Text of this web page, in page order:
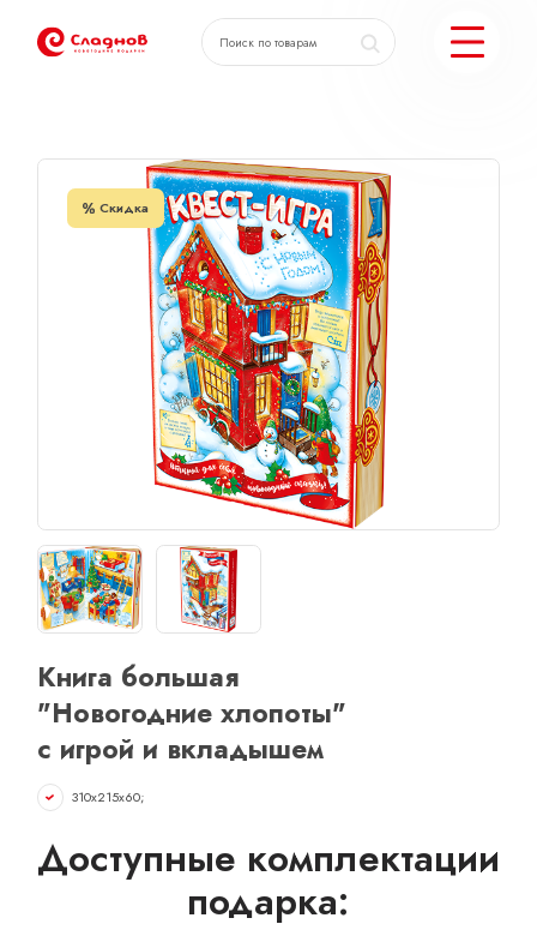
КАТАЛОГ ПОДАРКОВ
МОЖЕМ ЕЩЕ
ПОДОБРАТЬ ПОДАРКИ
ДОСТАВКА И ОПЛАТА
О КОМПАНИИ
ОТЗЫВЫ
КОНТАКТЫ
Книга большая «Новогодние
Скидка
Книга большая
"Новогодние хлопоты"
с игрой и вкладышем
310х215х60;
Доступные комплектации
подарка: